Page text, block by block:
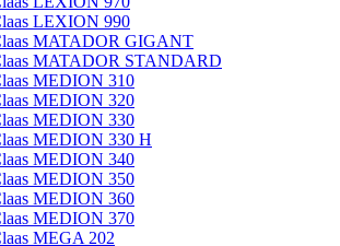
LEXION 990
MATADOR GIGANT
MATADOR STANDARD
MEDION 310
MEDION 320
MEDION 330
MEDION 330 H
MEDION 340
MEDION 350
MEDION 360
MEDION 370
MEGA 202